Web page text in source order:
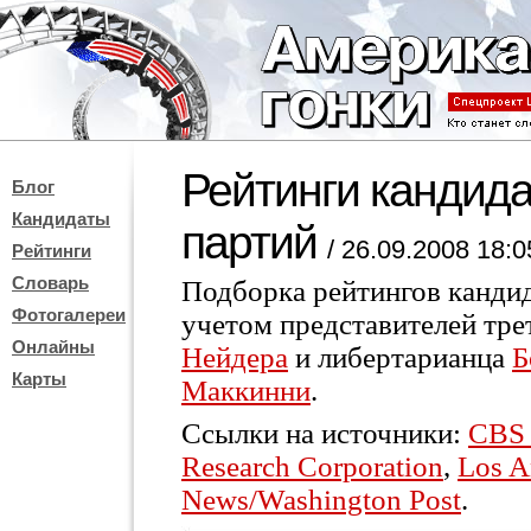
Блог
Кандидаты
Рейтинги
Словарь
Фотогалереи
Онлайны
Карты
Рейтинги
партий / 26.09.2008
Подборка рейтингов
учетом представителей
Нейдера и либертарианца
Маккинни.
Ссылки на источники:
Research Corporation, Los
News/Washington Post.